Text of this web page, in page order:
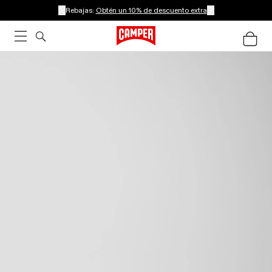
Rebajas: Obtén un 10% de descuento extra